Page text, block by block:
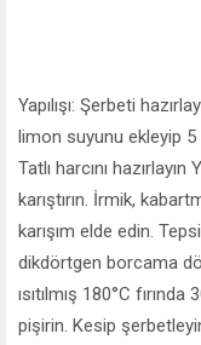
Yapılışı: Şerbeti
limon suyunu ekleyip 5
Tatlı harcını
karıştırın. İrmik,
karışım elde edin.
dikdörtgen borcama
ısıtılmış 180°C
pişirin. Kesip şerbetleyin